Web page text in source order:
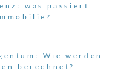
was passiert
Wie werden
berechnet?